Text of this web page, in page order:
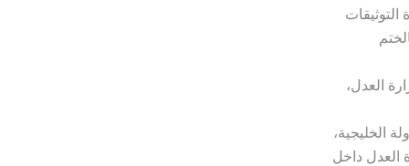
العدل،
الخليجية،
العدل داخل